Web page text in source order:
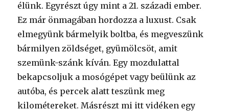
élünk. Egyrészt úgy mint a 21. századi ember.
Ez már önmagában hordozza a luxust. Csak
elmegyünk bármelyik boltba, és megveszünk
bármilyen zöldséget, gyümölcsöt, amit
szemünk-szánk kíván. Egy mozdulattal
bekapcsoljuk a mosógépet vagy beülünk az
autóba, és percek alatt teszünk meg
kilométereket. Másrészt mi itt vidéken egy